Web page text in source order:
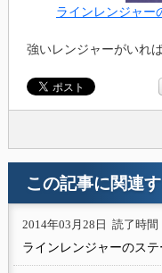
ラインレンジャー
強いレンジャーがいれ
この記事に関連
2014年03月28日 読了時間
ラインレンジャーのス